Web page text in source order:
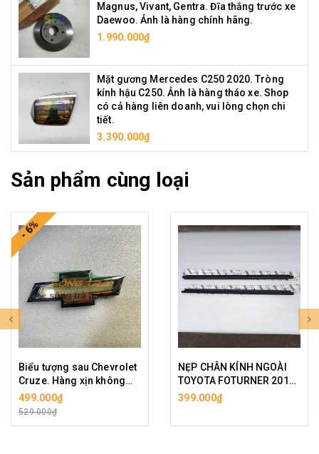
Magnus, Vivant, Gentra. Đĩa thắng trước xe
Daewoo. Ảnh là hàng chính hãng.
1.990.000₫
Mặt gương Mercedes C250 2020. Tròng
kính hậu C250. Ảnh là hàng tháo xe. Shop
có cả hàng liên doanh, vui lòng chọn chi
tiết.
3.390.000₫
Sản phẩm cùng loại
- 6%
Biểu tượng sau Chevrolet
Cruze. Hàng xịn không
bao bì.
499.000₫
529.000₫
NẸP CHÂN KÍNH NGOÀI
TOYOTA FOTURNER 2015
( GIÁ 1 BÊN)
399.000₫